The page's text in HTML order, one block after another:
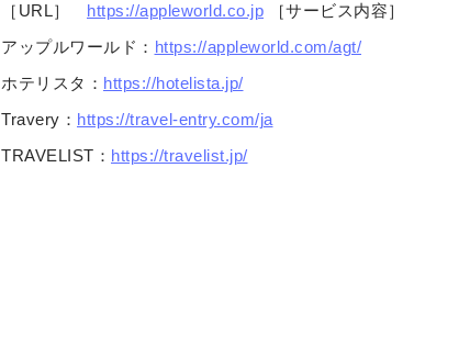
［URL］ https://appleworld.co.jp ［サービス内容］
アップルワールド： https://appleworld.com/agt/
ホテリスタ： https://hotelista.jp/
Travery： https://travel-entry.com/ja
TRAVELIST： https://travelist.jp/